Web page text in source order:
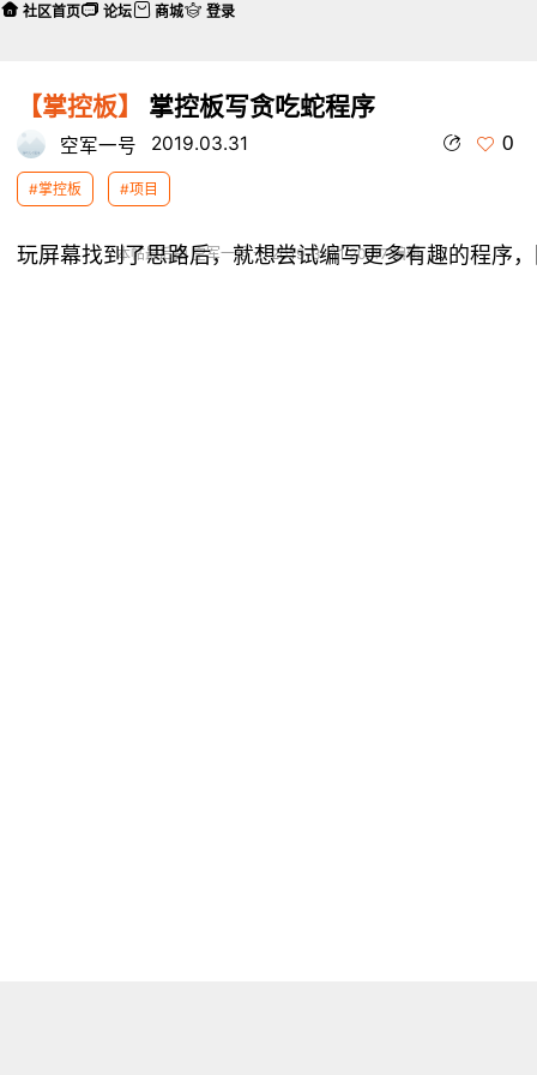
【掌控板】 掌控板写贪吃蛇程序
空军一号 2019.03.31 0
#掌控板 #项目
本帖最后由 空军一号 于 2019-3-31 20:47 编辑
社区首页 论坛 商城 登录